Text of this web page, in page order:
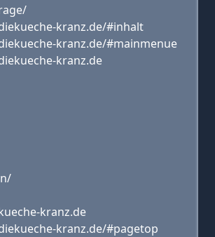
kranz.de/#inhalt
kranz.de/#mainmenue
kranz.de
kranz.de
kranz.de/#pagetop